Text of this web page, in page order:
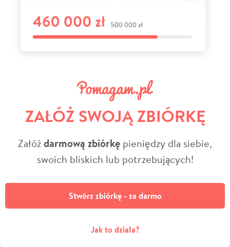
ZAŁÓŻ SWOJĄ ZBIÓRKĘ
Załóżdarmową zbiórkę pieniędzy dla siebie,
swoich bliskich lub potrzebujących!
Stwórz zbiórkę - za darmo
Jak to działa?